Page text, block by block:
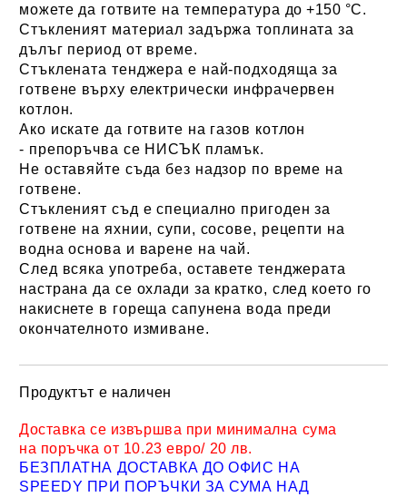
можете да готвите на температура до +150 °C.
Стъкленият материал задържа топлината за
дълъг период от време.
Стъклената тенджера е най-подходяща за
готвене върху електрически инфрачервен
котлон.
Ако искате да готвите на газов котлон
- препоръчва се НИСЪК пламък.
Не оставяйте съда без надзор по време на
готвене.
Стъкленият съд е специално пригоден за
готвене на яхнии, супи, сосове, рецепти на
водна основа и варене на чай.
След всяка употреба, оставете тенджерата
настрана да се охлади за кратко, след което го
накиснете в гореща сапунена вода преди
окончателното измиване.
Продуктът е наличен
Доставка се извършва при минимална сума
на поръчка от 10.23 евро/ 20 лв.
БЕЗПЛАТНА ДОСТАВКА ДО ОФИС НА
SPEEDY ПРИ ПОРЪЧКИ ЗА СУМА НАД